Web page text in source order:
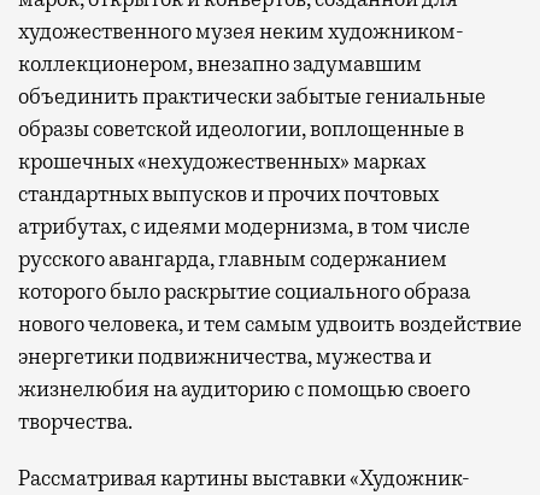
художественного музея неким художником-
коллекционером, внезапно задумавшим
объединить практически забытые гениальные
образы советской идеологии, воплощенные в
крошечных «нехудожественных» марках
стандартных выпусков и прочих почтовых
атрибутах, с идеями модернизма, в том числе
русского авангарда, главным содержанием
которого было раскрытие социального образа
нового человека, и тем самым удвоить воздействие
энергетики подвижничества, мужества и
жизнелюбия на аудиторию с помощью своего
творчества.
Рассматривая картины выставки «Художник-